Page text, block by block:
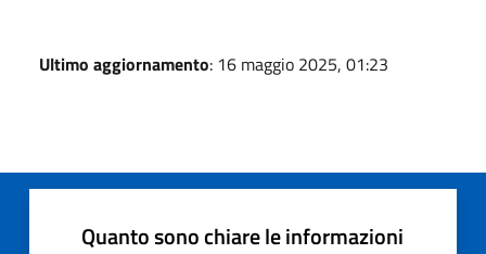
Ultimo aggiornamento: 16 maggio 2025, 01:23
Quanto sono chiare le informazioni